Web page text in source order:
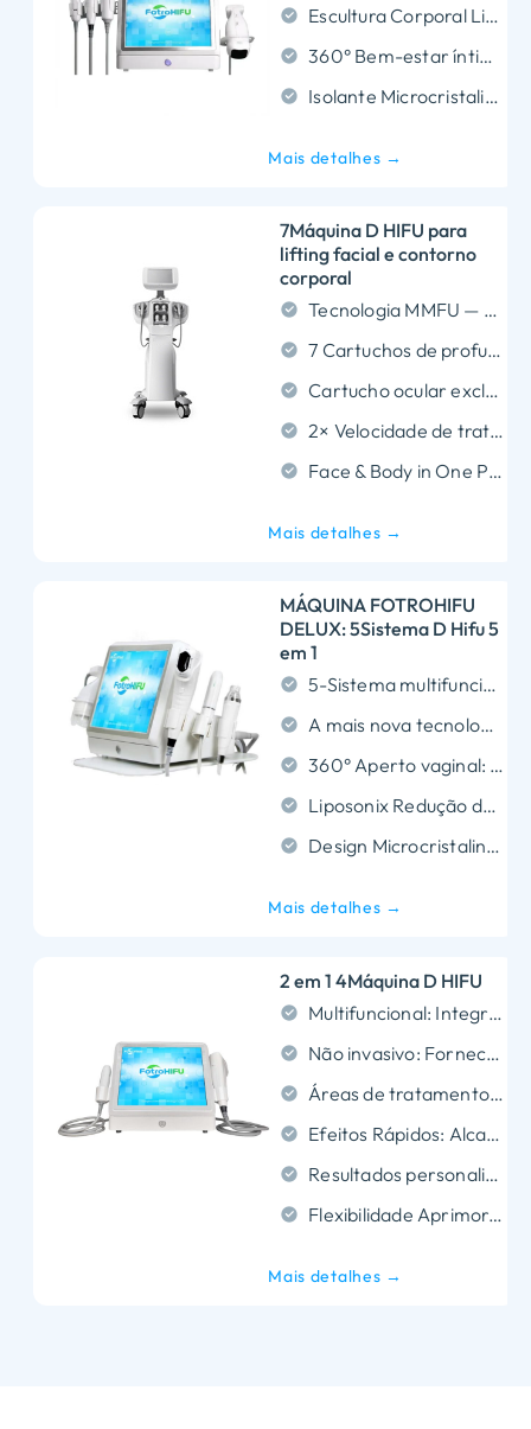
Escultura Corporal Liposonix: Penetra profundamente até 8,0 mm e 13,0 mm para dissolver permanentemente células de gordura teimosas para contorno corporal não cirúrgico.
360° Bem-estar íntimo: Utiliza tecnologia de rotação automática para fornecer segurança, aperto vaginal completo e aumento da sensibilidade com tempo de inatividade zero.
Isolante Microcristalino: Tecnologia:Aumenta a segurança e o conforto do tratamento, reduzindo o desconforto durante o uso.
Mais detalhes →
7Máquina D HIFU para
lifting facial e contorno
corporal
Tecnologia MMFU — Ultrassom Micro e Macro Focado em um único dispositivo.
7 Cartuchos de profundidade — Desde levantamento facial de 1,5 mm até contorno corporal de 13 mm.
Cartucho ocular exclusivo de 2,0 mm — Tratamento seguro ao redor dos olhos e da boca.
2× Velocidade de tratamento mais rápida — Sessão facial completa concluída em 20–25 minutos.
Face & Body in One Platform — Replaces multiple single-function machines
Mais detalhes →
MÁQUINA FOTROHIFU
DELUX: 5Sistema D Hifu 5
em 1
5-Sistema multifuncional em 1: Combina o HIFU, MNRF, Liposonix, Vmax, e rejuvenescimento vaginal de 360 ​​° em um dispositivo, Oferecendo tratamentos versáteis para levantamento de pele, Escultura corporal, e cuidado íntimo.
A mais nova tecnologia HIFU 5D: Apresenta segmentação precisa de várias profundidades (1.5milímetros, 3.0milímetros, 4.5milímetros, 6.0milímetros, 8.0milímetros, 10.0milímetros, 13.0milímetros, e profundidades de 16,0 mm), entregando resultados mais rápidos e eficazes.
360° Aperto vaginal: A emissão de círculo total garante uma estimulação uniforme e eficaz do colágeno para melhorar a elasticidade, aperto, e função geral.
Liposonix Redução de gordura: Alvo de gordura em diferentes profundidades para contorno do corpo personalizado, quebrando as células adiposas enquanto aperta a pele para uma modelagem corporal mais suave.
Design Microcristalino Isolante:Fornece entrega precisa de energia, melhorando a segurança, minimizar o desconforto, e garantir resultados superiores.
Mais detalhes →
2 em 1 4Máquina D HIFU
Multifuncional: Integra tecnologias 4D HIFU e VMAX para tratamentos versáteis.
Não invasivo: Fornece levantamento e contorno eficazes sem cirurgia.
Áreas de tratamento abrangentes: Eficaz para o rosto, pescoço, e corpo.
Efeitos Rápidos: Alcança um aperto rápido, contorno, e suavização de rugas.
Resultados personalizados: Adapta -se a diferentes condições da pele e formas de rosto para resultados personalizados.
Flexibilidade Aprimorada: Atinge todas as áreas de tratamento com controle de energia preciso.
Mais detalhes →